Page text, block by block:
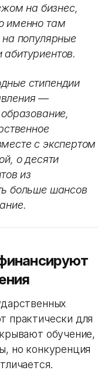
на бизнес,
именно там
популярные
стипендии
—
с экспертом
о десяти
из
больше шансов
практически для
обучение,
но конкуренция